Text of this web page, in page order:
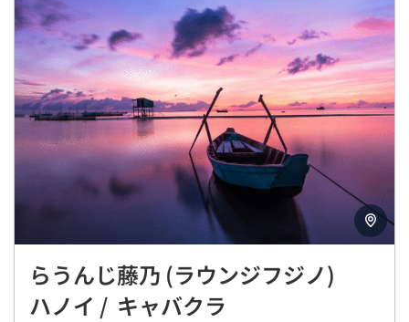
らうんじ藤乃 (ラウンジフジノ)
ハノイ / キャバクラ